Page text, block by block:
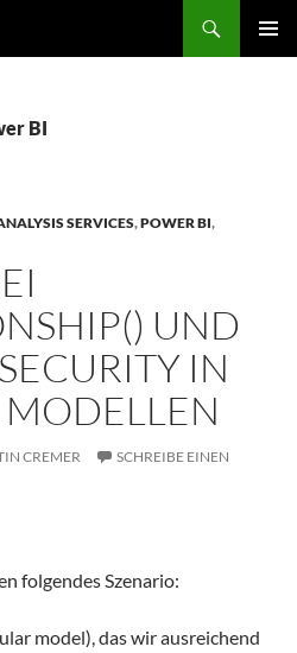
BI
SERVICES,POWER BI,
UND
IN
CREMER
SCHREIBE EINEN
folgendes Szenario:
model), das wir ausreichend